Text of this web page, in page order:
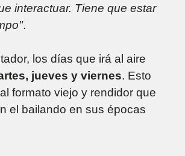
interactuar. Tiene que estar
.
los días que irá al aire
jueves y viernes. Esto
formato viejo y rendidor que
el bailando en sus épocas